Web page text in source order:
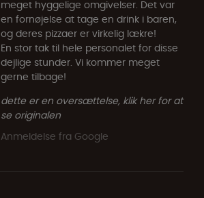
meget hyggelige omgivelser. Det var
en fornøjelse at tage en drink i baren,
og deres pizzaer er virkelig lækre!
​En stor tak til hele personalet for disse
dejlige stunder. Vi kommer meget
gerne tilbage!
dette er en oversættelse, klik her for at
se originalen
Anmeldelse fra Google